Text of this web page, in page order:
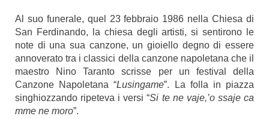
Al suo funerale, quel 23 febbraio 1986 nella Chiesa di
San Ferdinando, la chiesa degli artisti, si sentirono le
note di una sua canzone, un gioiello degno di essere
annoverato tra i classici della canzone napoletana che il
maestro Nino Taranto scrisse per un festival della
Canzone Napoletana “Lusingame”. La folla in piazza
singhiozzando ripeteva i versi “Si te ne vaje,’o ssaje ca
mme ne moro”.